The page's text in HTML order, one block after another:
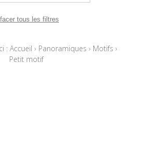
tous les filtres
: Accueil › Panoramiques › Motifs ›
Petit motif